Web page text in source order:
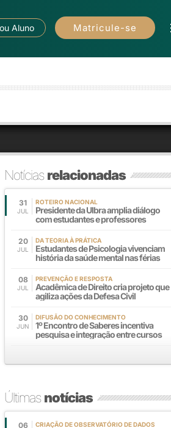
Aluno Matricule-se
Notíciasrelacionadas
31
JUL
ROTEIRO NACIONAL
Presidente da Ulbra amplia diálogo
com estudantes e professores
20
JUL
DA TEORIA À PRÁTICA
Estudantes de Psicologia vivenciam
história da saúde mental nas férias
08
JUL
PREVENÇÃO E RESPOSTA
Acadêmica de Direito cria projeto que
agiliza ações da Defesa Civil
30
JUN
DIFUSÃO DO CONHECIMENTO
1º Encontro de Saberes incentiva
pesquisa e integração entre cursos
Últimasnotícias
06 CRIAÇÃO DE OBSERVATÓRIO DE DADOS